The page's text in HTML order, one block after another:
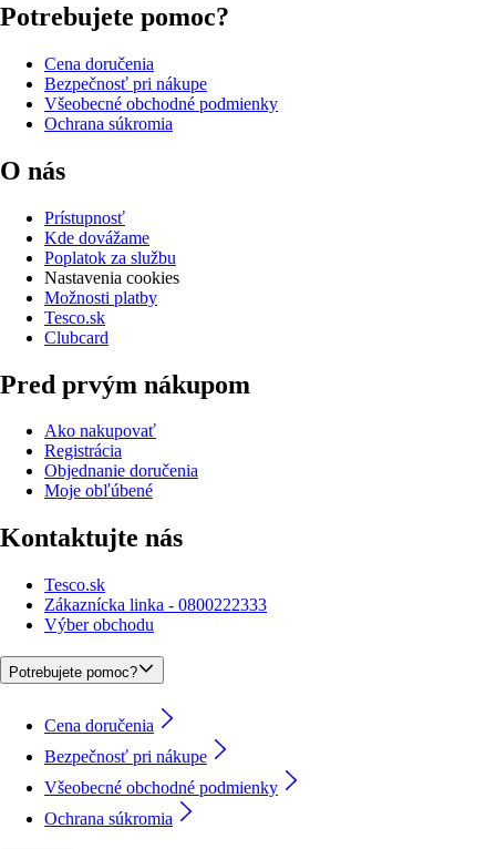
Potrebujete pomoc?
Cena doručenia
Bezpečnosť pri nákupe
Všeobecné obchodné podmienky
Ochrana súkromia
O nás
Prístupnosť
Kde dovážame
Poplatok za službu
Nastavenia cookies
Možnosti platby
Tesco.sk
Clubcard
Pred prvým nákupom
Ako nakupovať
Registrácia
Objednanie doručenia
Moje obľúbené
Kontaktujte nás
Tesco.sk
Zákaznícka linka - 0800222333
Výber obchodu
Potrebujete pomoc?
Cena doručenia
Bezpečnosť pri nákupe
Všeobecné obchodné podmienky
Ochrana súkromia